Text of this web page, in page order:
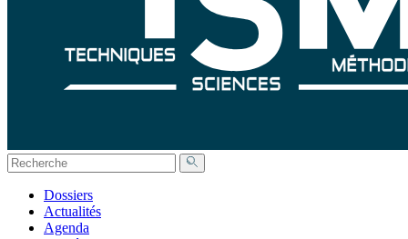
Dossiers
Actualités
Agenda